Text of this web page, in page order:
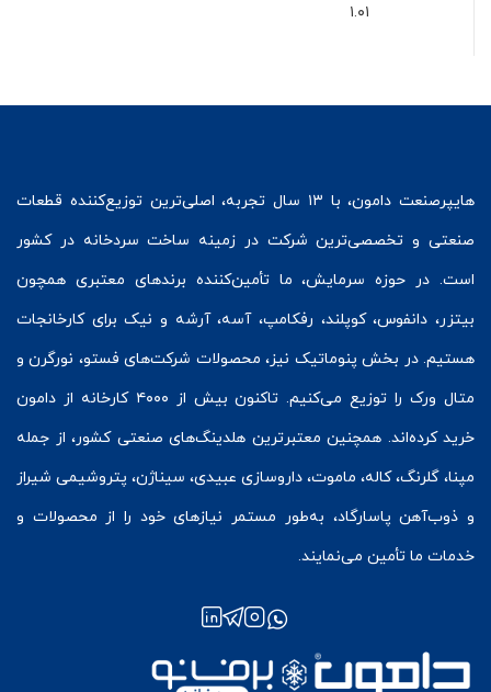
۱.۰۱
هایپرصنعت
دامون، با ۱۳ سال تجربه، اصلی‌ترین توزیع‌کننده قطعات
صنعتی و تخصصی‌ترین شرکت در زمینه ساخت سردخانه در کشور
است. در حوزه سرمایش، ما تأمین‌کننده برندهای معتبری همچون
بیتزر، دانفوس،کوپلند، رفکامپ، آسه، آرشه و نیک برای کارخانجات
هستیم. در بخش پنوماتیک نیز، محصولات شرکت‌های فستو، نورگرن و
متال ورک
را توزیع می‌کنیم. تاکنون بیش از ۴۰۰۰ کارخانه از دامون
خرید کرده‌اند. همچنین معتبرترین هلدینگ‌های صنعتی کشور، از جمله
مپنا، گلرنگ، کاله، ماموت، داروسازی عبیدی، سیناژن، پتروشیمی شیراز
و ذوب‌آهن پاسارگاد، به‌طور مستمر نیازهای خود را از محصولات و
خدمات ما تأمین می‌نمایند.